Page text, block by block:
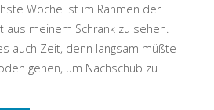
Woche ist im Rahmen der
aus meinem Schrank zu sehen.
auch Zeit, denn langsam müßte
gehen, um Nachschub zu